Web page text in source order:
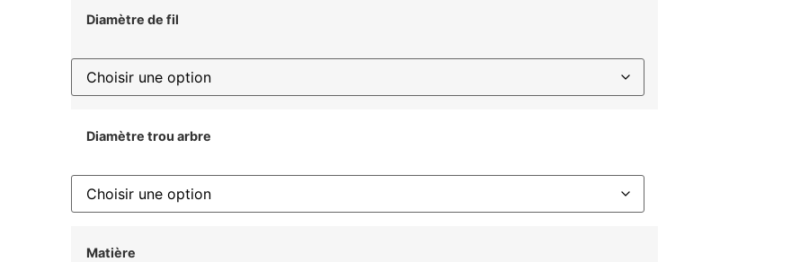
Diamètre de fil
Diamètre trou arbre
Matière